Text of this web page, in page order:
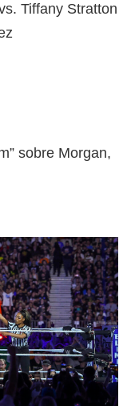
Tiffany Stratton
sobre Morgan,